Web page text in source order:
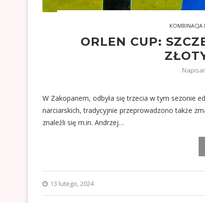
KOMBINACJA
ORLEN CUP:
W Zakopanem, odbyła się trzecia w tym sezonie
narciarskich, tradycyjnie przeprowadzono także
znaleźli się m.in. Andrzej…
13 lutego, 2024